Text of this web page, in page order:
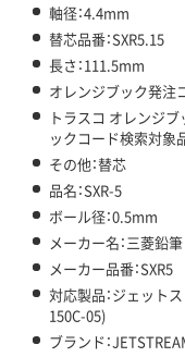
軸径：4.4mm
替芯品番：SXR5.15
長さ：111.5mm
オレンジブック発注
トラスコ オレンジ
ックコード検索対象
その他：替芯
品名：SXR-5
ボール径：0.5mm
メーカー名：三菱鉛筆
メーカー品番：SXR5
対応製品：ジェット
150C-05)
ブランド：